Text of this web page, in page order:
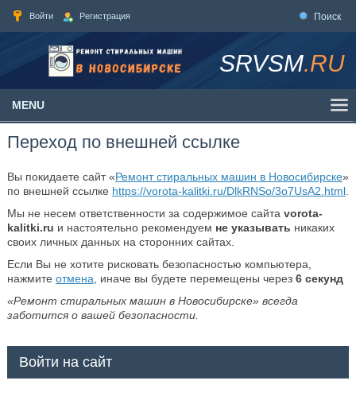
Войти Регистрация Поиск
SRVSM.RU
MENU
Переход по внешней ссылке
Вы покидаете сайт «Ремонт стиральных машин в Новосибирске»
по внешней ссылке https://vorota-kalitki.ru/DlkRNSo/3o7UsA2.html.
Мы не несем ответственности за содержимое сайта vorota-
kalitki.ru и настоятельно рекомендуем не указывать никаких
своих личных данных на сторонних сайтах.
Если Вы не хотите рисковать безопасностью компьютера,
нажмите отмена , иначе вы будете перемещены через 6секунд
«Ремонт стиральных машин в Новосибирске» всегда
заботится о вашей безопасности.
Войти на сайт